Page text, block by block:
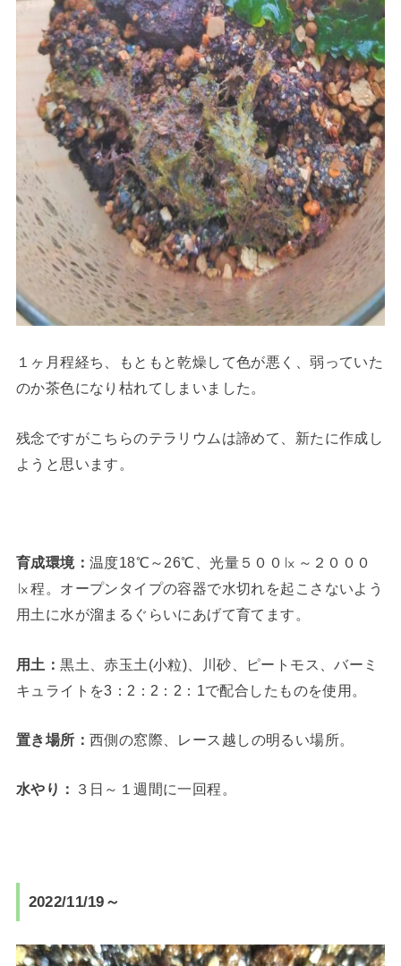
１ヶ月程経ち、もともと乾燥して色が悪く、弱っていた
のか茶色になり枯れてしまいました。
残念ですがこちらのテラリウムは諦めて、新たに作成し
ようと思います。
育成環境： 温度18℃～26℃、光量５００㏓～２０００
㏓程。オープンタイプの容器で水切れを起こさないよう
用土に水が溜まるぐらいにあげて育てます。
用土：黒土、赤玉土(小粒)、川砂、ピートモス、バーミ
キュライトを3：2：2：2：1で配合したものを使用。
置き場所： 西側の窓際、レース越しの明るい場所。
水やり： ３日～１週間に一回程。
2022/11/19～